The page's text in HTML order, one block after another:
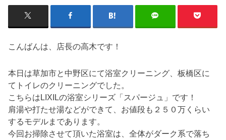
こんばんは、店長の高木です！
本日は草加市と中野区にて浴室クリーニング、板橋区に
てトイレのクリーニングでした。
こちらはLIXILの浴室シリーズ「スパージュ」です！
肩湯や打たせ湯などができて、お値段も２５０万くらい
するモデルまであります。
今回お掃除させて頂いた浴室は、全体がダーク系で落ち